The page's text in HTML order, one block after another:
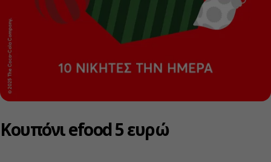
Κουπόνι efood 5 ευρώ